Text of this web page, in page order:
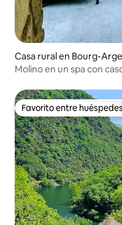
Casa rural en Bourg-
Molino en un spa con
Favorito entre huéspedes
Favorito entre huéspedes